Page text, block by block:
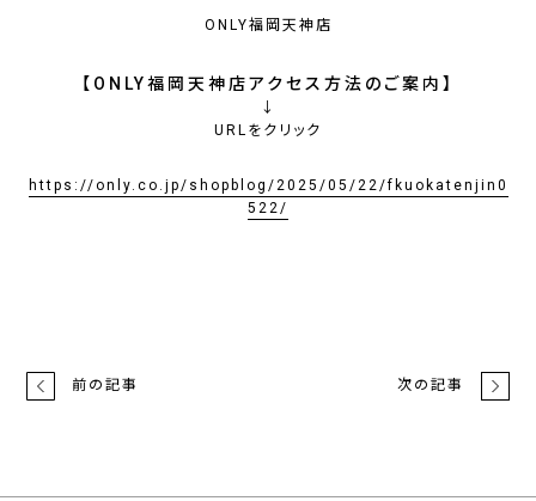
ONLY福岡天神店
【ONLY福岡天神店アクセス方法のご案内】
↓
URLをクリック
https://only.co.jp/shopblog/2025/05/22/fkuokatenjin0
522/
前の記事 次の記事